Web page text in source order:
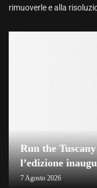
rimuoverle e alla
Run the
l’edizione
7 Agosto 2026